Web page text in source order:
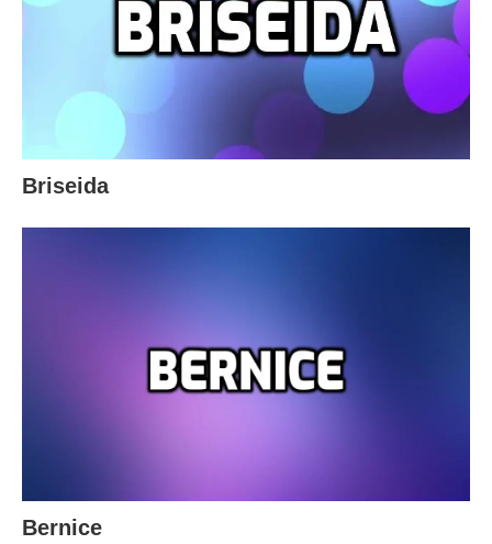
Briseida
Bernice